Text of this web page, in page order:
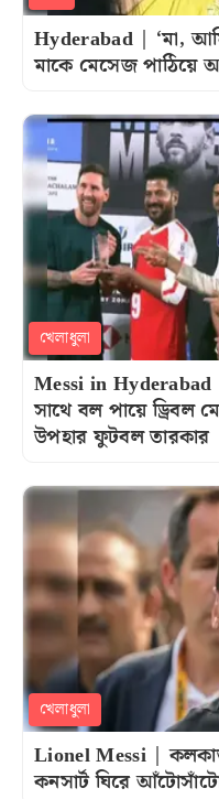
Hyderabad | ‘মা,
মাকে মেসেজ পাঠিয়ে
খেলাধুলা
Messi in Hyderabad |
সাথে বল পায়ে ড্রিবল
উপহার ফুটবল তারকার
খেলাধুলা
Lionel Messi |
কনসার্ট ঘিরে আঁটোসাঁটো